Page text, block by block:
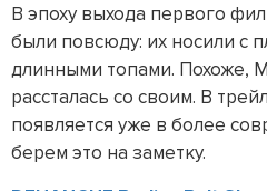
В эпоху выхода первого
были повсюду: их носили с
длинными топами. Похоже,
рассталась со своим. В
появляется уже в более
берем это на заметку.